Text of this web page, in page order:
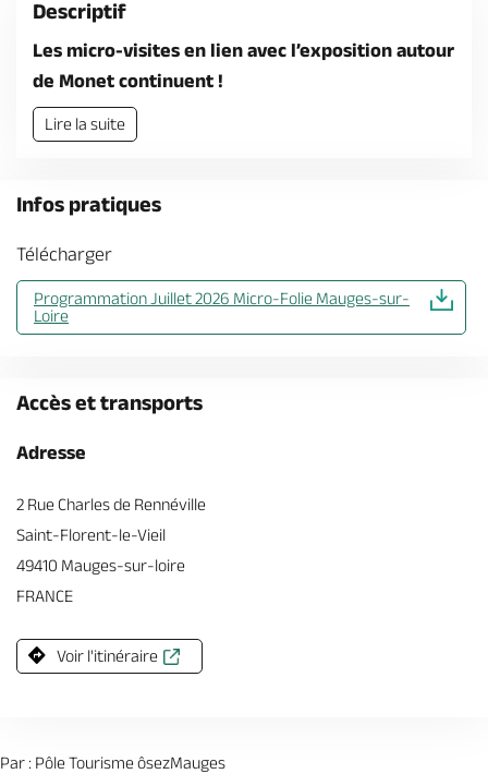
Séjours, cadeaux
Billetterie en ligne
Descriptif
Les micro-visites en lien avec l’exposition autour
de Monet continuent !
Lire la suite
Infos pratiques
Télécharger
Programmation Juillet 2026 Micro-Folie Mauges-sur-
Loire
Accès et transports
Adresse
2 Rue Charles de Rennéville
Saint-Florent-le-Vieil
49410 Mauges-sur-loire
FRANCE
Voir l'itinéraire
Par : Pôle Tourisme ôsezMauges